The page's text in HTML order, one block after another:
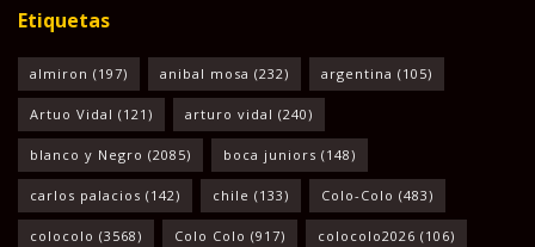
Etiquetas
almiron (197) anibal mosa (232) argentina (105)
Artuo Vidal (121) arturo vidal (240)
blanco y Negro (2085) boca juniors (148)
carlos palacios (142) chile (133) Colo-Colo (483)
colocolo (3568) Colo Colo (917) colocolo2026 (106)